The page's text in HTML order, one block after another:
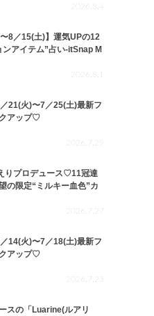
2026.8.4
8／15(土)】運気UPの12
アイテム”占い-itSnap M
2026.8.1
21(火)〜7／25(土)最新フ
アップ♡
2026.7.29
りプロデュース♡11冠達
の限定“ミルキー血色”カ
2026.7.27
14(火)〜7／18(土)最新フ
アップ♡
2026.7.23
スの「Luarine(ルアリ